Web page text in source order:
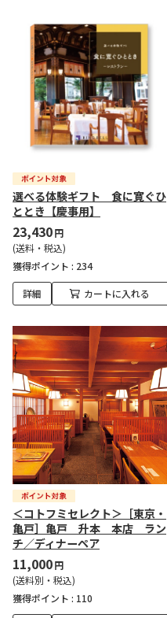
選べる体験ギフト 食に寛ぐひ
ととき【慶事用】
23,430円
(送料・税込)
獲得ポイント : 234
詳細 カートに入れる
＜コトフミセレクト＞［東京・
亀戸］亀戸 升本 本店 ラン
チ／ディナーペア
11,000円
(送料別・税込)
獲得ポイント : 110